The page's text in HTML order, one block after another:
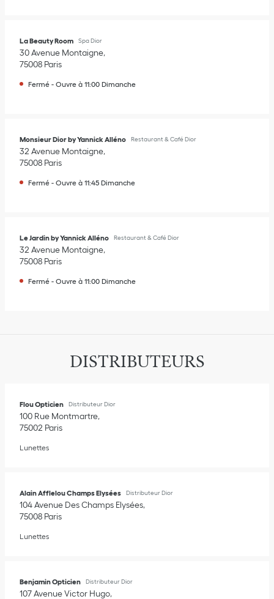
La Beauty Room Spa Dior
30 Avenue Montaigne
75008 Paris
Fermé - Ouvre à 11:00 Dimanche
Monsieur Dior by Yannick Alléno Restaurant & Café Dior
32 Avenue Montaigne
75008 Paris
Fermé - Ouvre à 11:45 Dimanche
Le Jardin by Yannick Alléno Restaurant & Café Dior
32 Avenue Montaigne
75008 Paris
Fermé - Ouvre à 11:00 Dimanche
DISTRIBUTEURS
Flou Opticien Distributeur Dior
100 Rue Montmartre
75002 Paris
Lunettes
Alain Afflelou Champs Elysées Distributeur Dior
104 Avenue Des Champs Elysées
75008 Paris
Lunettes
Benjamin Opticien Distributeur Dior
107 Avenue Victor Hugo